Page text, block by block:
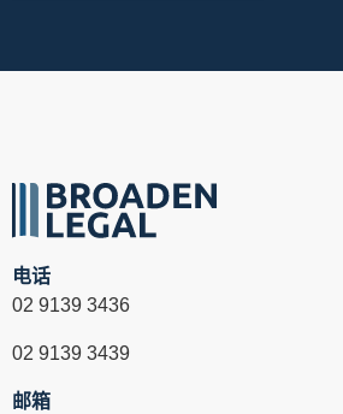
电话
02 9139 3436
02 9139 3439
邮箱